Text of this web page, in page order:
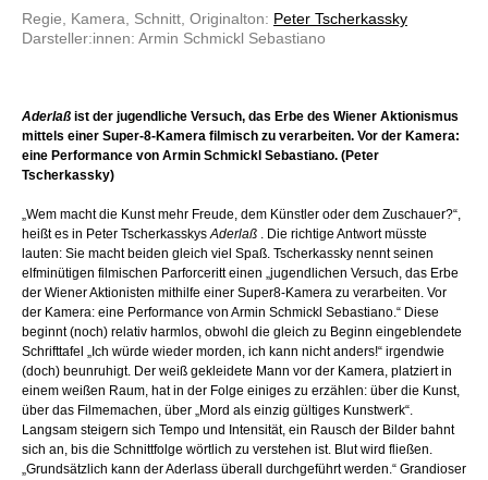
Regie, Kamera, Schnitt, Originalton: Peter Tscherkassky
Darsteller:innen: Armin Schmickl Sebastiano
Aderlaß ist der jugendliche Versuch, das Erbe des Wiener Aktionismus
mittels einer Super-8-Kamera filmisch zu verarbeiten. Vor der Kamera:
eine Performance von Armin Schmickl Sebastiano. (Peter
Tscherkassky)
„Wem macht die Kunst mehr Freude, dem Künstler oder dem Zuschauer?“,
heißt es in Peter TscherkasskysAderlaß . Die richtige Antwort müsste
lauten: Sie macht beiden gleich viel Spaß. Tscherkassky nennt seinen
elfminütigen filmischen Parforceritt einen „jugendlichen Versuch, das Erbe
der Wiener Aktionisten mithilfe einer Super8-Kamera zu verarbeiten. Vor
der Kamera: eine Performance von Armin Schmickl Sebastiano.“ Diese
beginnt (noch) relativ harmlos, obwohl die gleich zu Beginn eingeblendete
Schrifttafel „Ich würde wieder morden, ich kann nicht anders!“ irgendwie
(doch) beunruhigt. Der weiß gekleidete Mann vor der Kamera, platziert in
einem weißen Raum, hat in der Folge einiges zu erzählen: über die Kunst,
über das Filmemachen, über „Mord als einzig gültiges Kunstwerk“.
Langsam steigern sich Tempo und Intensität, ein Rausch der Bilder bahnt
sich an, bis die Schnittfolge wörtlich zu verstehen ist. Blut wird fließen.
„Grundsätzlich kann der Aderlass überall durchgeführt werden.“ Grandioser